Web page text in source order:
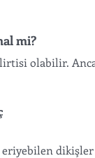
mi?
olabilir.
dikişler